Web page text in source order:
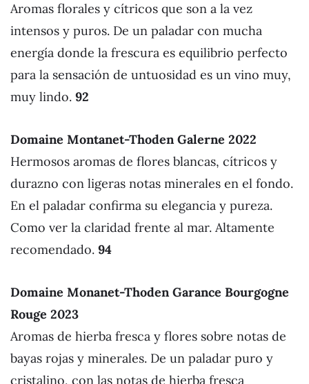
Aromas florales y cítricos que son a la vez
intensos y puros. De un paladar con mucha
energía donde la frescura es equilibrio perfecto
para la sensación de untuosidad es un vino muy,
muy lindo. 92
Domaine Montanet-Thoden Galerne 2022
Hermosos aromas de flores blancas, cítricos y
durazno con ligeras notas minerales en el fondo.
En el paladar confirma su elegancia y pureza.
Como ver la claridad frente al mar. Altamente
recomendado. 94
Domaine Monanet-Thoden Garance Bourgogne
Rouge 2023
Aromas de hierba fresca y flores sobre notas de
bayas rojas y minerales. De un paladar puro y
cristalino, con las notas de hierba fresca